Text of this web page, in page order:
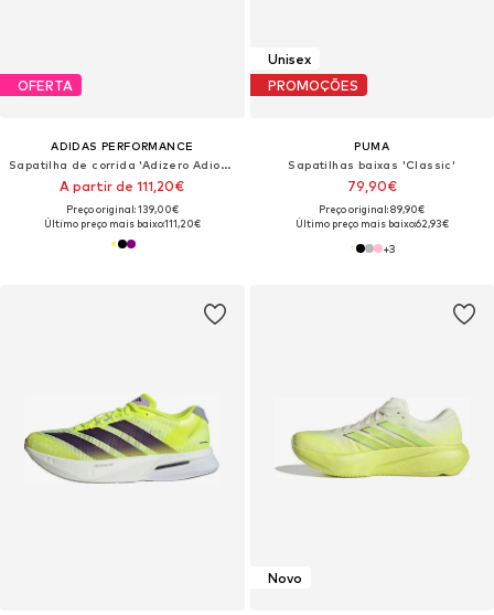
OFERTA
ADIDAS PERFORMANCE
Sapatilha de corrida 'Adizero Adios 9'
A partir de 111,20€
Preço original: 139,00€
Último preço mais baixo:111,20€
Unisex
PROMOÇÕES
PUMA
Sapatilhas baixas 'Classic'
79,90€
Preço original: 89,90€
Último preço mais baixo:62,93€
+3
Novo